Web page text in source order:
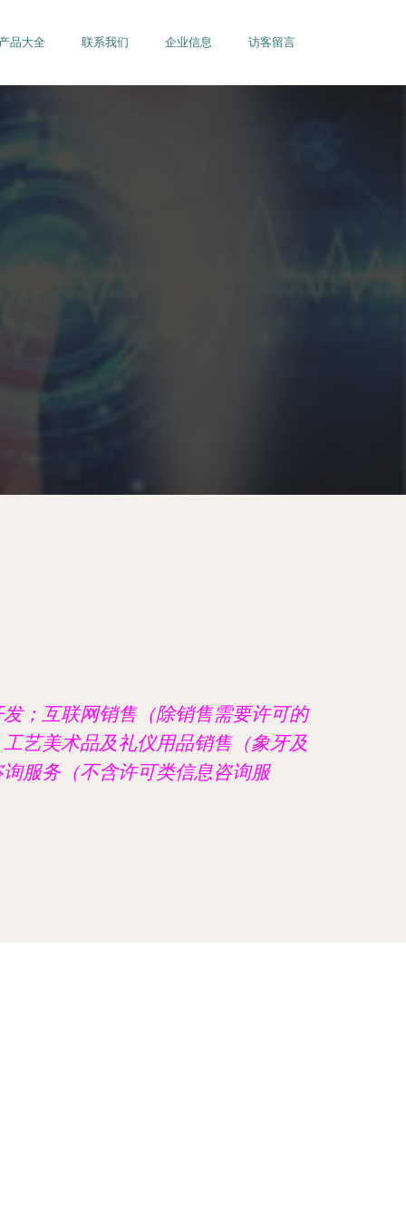
产品大全 联系我们 企业信息 访客留言
；互联网销售（除销售需要许可的
艺美术品及礼仪用品销售（象牙及
服务（不含许可类信息咨询服